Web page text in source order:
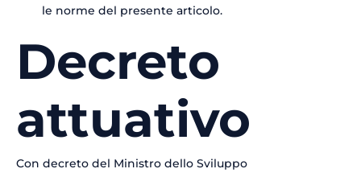
le norme del presente articolo.
Decreto
attuativo
Con decreto del Ministro dello Sviluppo